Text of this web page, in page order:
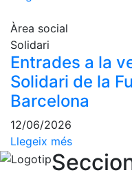
personals
Activitats
dirigides
Piscina
Normativa
Restaurants
Àrea social
Solidari
Entrades a la
Solidari de la
Barcelona
12/06/2026
Llegeix més